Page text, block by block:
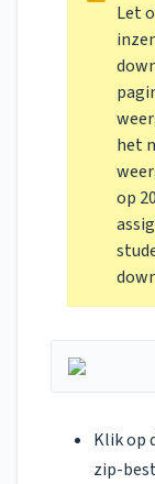
Let
het
op
Klik op
zip-